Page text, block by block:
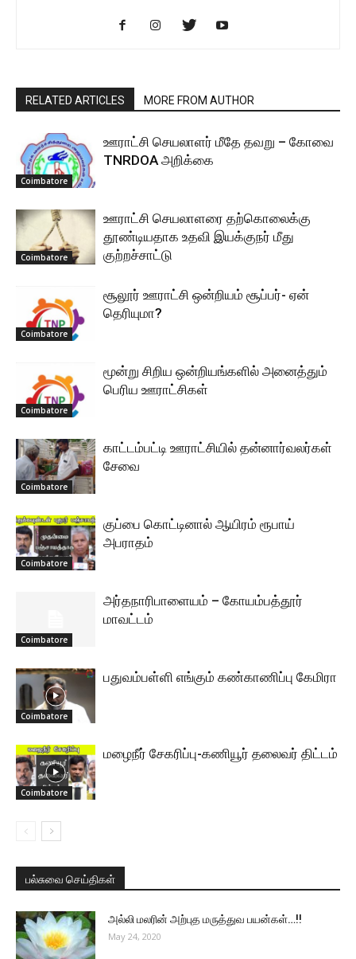
RELATED ARTICLES MORE FROM AUTHOR
Coimbatore
ஊராட்சி செயலாளர் மீதே தவறு – கோவை
TNRDOA அறிக்கை
Coimbatore
ஊராட்சி செயலாளரை தற்கொலைக்கு
தூண்டியதாக உதவி இயக்குநர் மீது
குற்றச்சாட்டு
Coimbatore
சூலூர் ஊராட்சி ஒன்றியம் சூப்பர்- ஏன்
தெரியுமா?
Coimbatore
மூன்று சிறிய ஒன்றியங்களில் அனைத்தும்
பெரிய ஊராட்சிகள்
Coimbatore
காட்டம்பட்டி ஊராட்சியில் தன்னார்வலர்கள்
சேவை
Coimbatore
குப்பை கொட்டினால் ஆயிரம் ரூபாய்
அபராதம்
Coimbatore
அர்தநாரிபாளையம் – கோயம்பத்தூர்
மாவட்டம்
Coimbatore
பதுவம்பள்ளி எங்கும் கண்காணிப்பு கேமிரா
Coimbatore
மழைநீர் சேகரிப்பு-கணியூர் தலைவர் திட்டம்
பல்சுவை செய்திகள்
அல்லி மலரின் அற்புத மருத்துவ பயன்கள்…!!
May 24, 2020